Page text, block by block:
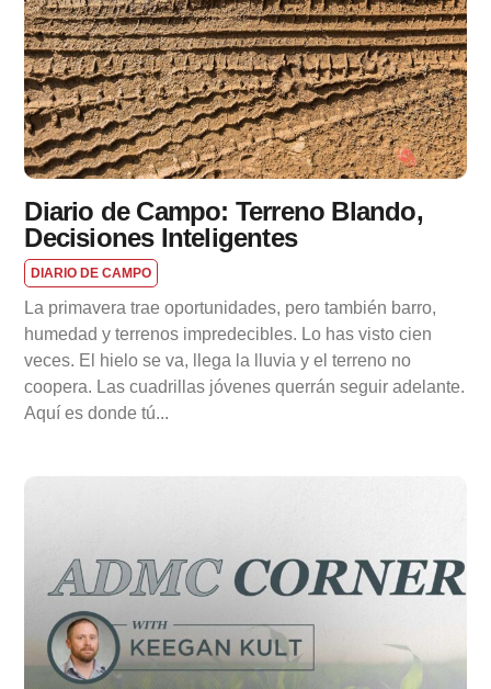
Diario de Campo: Terreno Blando,
Decisiones Inteligentes
DIARIO DE CAMPO
La primavera trae oportunidades, pero también barro,
humedad y terrenos impredecibles. Lo has visto cien
veces. El hielo se va, llega la lluvia y el terreno no
coopera. Las cuadrillas jóvenes querrán seguir adelante.
Aquí es donde tú...